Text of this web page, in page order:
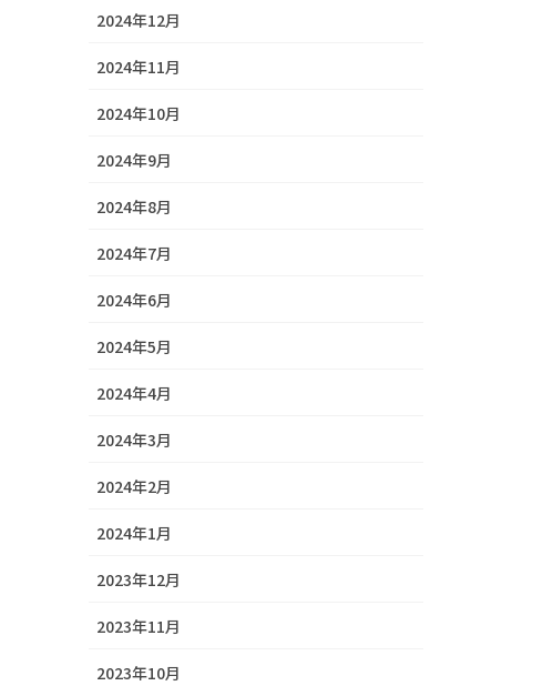
2024年12月
2024年11月
2024年10月
2024年9月
2024年8月
2024年7月
2024年6月
2024年5月
2024年4月
2024年3月
2024年2月
2024年1月
2023年12月
2023年11月
2023年10月